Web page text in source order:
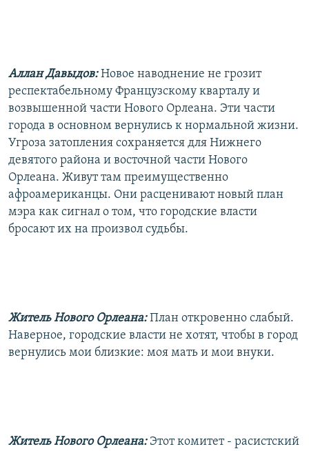
Аллан Давыдов:Новое наводнение не грозит
респектабельному Французскому кварталу и
возвышенной части Нового Орлеана. Эти части
города в основном вернулись к нормальной жизни.
Угроза затопления сохраняется для Нижнего
девятого района и восточной части Нового
Орлеана. Живут там преимущественно
афроамериканцы. Они расценивают новый план
мэра как сигнал о том, что городские власти
бросают их на произвол судьбы.
Житель Нового Орлеана: План откровенно слабый.
Наверное, городские власти не хотят, чтобы в город
вернулись мои близкие: моя мать и мои внуки.
Житель Нового Орлеана: Этот комитет - расистский